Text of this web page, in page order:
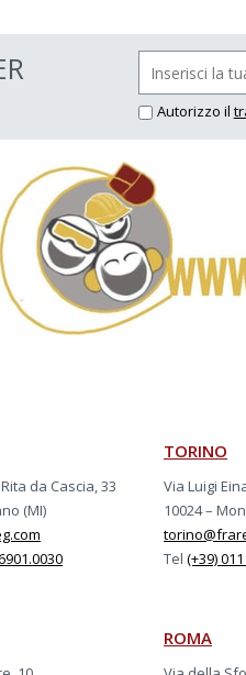
Autorizzo il
da Cascia, 33
(MI)
TORINO
Via Luigi
10024 –
Tel (+39)
ROMA